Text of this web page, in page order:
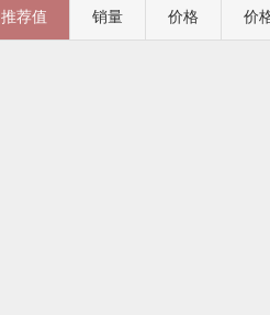
推荐值 销量 价格 价